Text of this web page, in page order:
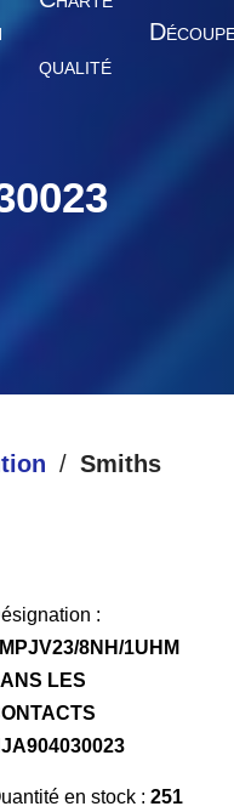
QUALITÉ
D
Smiths
:
8NH/1UHM
LES
en stock : 251